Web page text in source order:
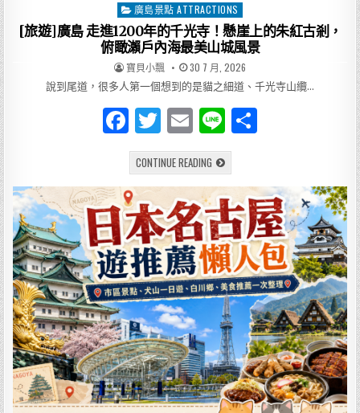
Posted
in
廣島景點 ATTRACTIONS
[旅遊]廣島 走進1200年的千光寺！懸崖上的朱紅古剎，
俯瞰瀨戶內海最美山城風景
AUTHOR:
寶貝小飄 PUBLISHED
DATE:
30 7 月, 2026
說到尾道，很多人第一個想到的是貓之細道、千光寺山纜…
F
a
c
e
b
o
o
k
T
w
it
te
r
E
m
ai
l
Li
n
e
CONTINUE READING[旅
遊]
廣
島
走
進
1200
年
的
千
光
寺！
懸
崖
的
朱
紅
古
剎，
俯
瞰
瀨
戶